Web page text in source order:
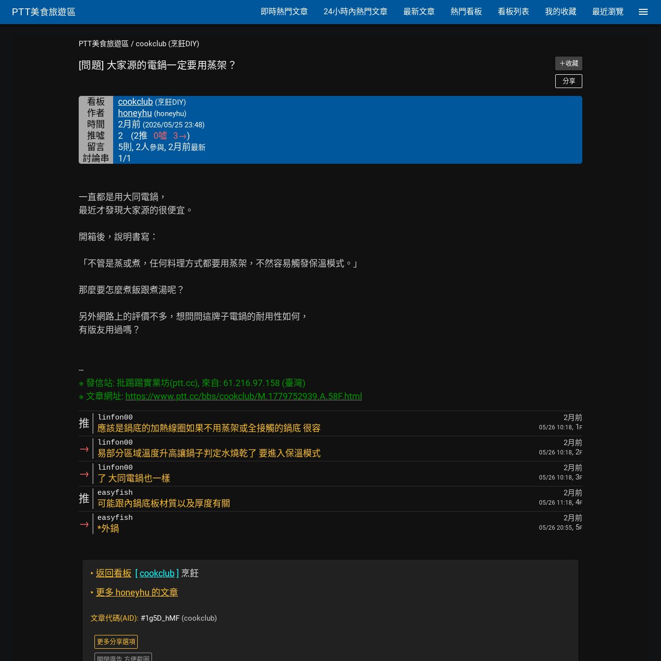
PTT美食旅遊區 即時熱門文章 24小時內熱門文章 最新文章 熱門看板 看板列表 我的收藏 最近瀏覽
PTT美食旅遊區 / cookclub (烹飪DIY)
[問題] 大家源的電鍋一定要用蒸架？ ＋收藏
分享
看板 cookclub (烹飪DIY)
作者 honeyhu (honeyhu)
時間 2月前 (2026/05/25 23:48)
推噓 2 (2推 0噓 3→)
留言
5則, 2人參與, 2月前最新
討論串 1/1
一直都是用大同電鍋，
最近才發現大家源的很便宜。
開箱後，說明書寫：
「不管是蒸或煮，任何料理方式都要用蒸架，不然容易觸發保溫模式。」
那麼要怎麼煮飯跟煮湯呢？
另外網路上的評價不多，想問問這牌子電鍋的耐用性如何，
有版友用過嗎？
※ 發信站: 批踢踢實業坊(ptt.cc), 來自: 61.216.97.158 (臺灣)
※ 文章網址: https://www.ptt.cc/bbs/cookclub/M.1779752939.A.58F.html
推 linfon00 2月前
應該是鍋底的加熱線圈如果不用蒸架或全接觸的鍋底 很容 05/26 10:18, 1 F
→ linfon00 2月前
易部分區域溫度升高讓鍋子判定水燒乾了 要進入保溫模式 05/26 10:18, 2F
→ linfon00 2月前
了 大同電鍋也一樣 05/26 10:18, 3F
推 easyfish 2月前
可能跟內鍋底板材質以及厚度有關 05/26 11:18, 4F
→ easyfish 2月前
*外鍋 05/26 20:55, 5F
‣ 返回看板 [cookclub] 烹飪
‣ 更多 honeyhu 的文章
文章代碼(AID): #1g5D_hMF (cookclub)
更多分享選項
關閉廣告 方便截圖